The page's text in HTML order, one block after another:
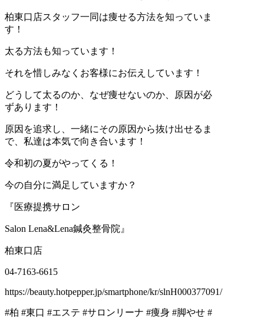
柏東口店スタッフ一同は痩せる方法を知っていま
す！
太る方法も知っています！
それを惜しみなくお客様にお伝えしています！
どうして太るのか、なぜ痩せないのか、原因が必
ずあります！
原因を追求し、一緒にその原因から抜け出せるま
で、私達は本気で向き合います！
令和初の夏がやってくる！
今の自分に満足していますか？
『医療提携サロン
Salon Lena&Lena鍼灸整骨院』
柏東口店
04-7163-6615
https://beauty.hotpepper.jp/smartphone/kr/slnH000377091/
#柏 #東口 #エステ #サロンリーナ #痩身 #脚やせ #